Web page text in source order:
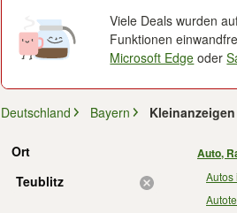
Viele Deals wurden
Funktionen
Microsoft Edge oder
Deutschland Bayern
Ort
Teublitz
Auto,
Autos